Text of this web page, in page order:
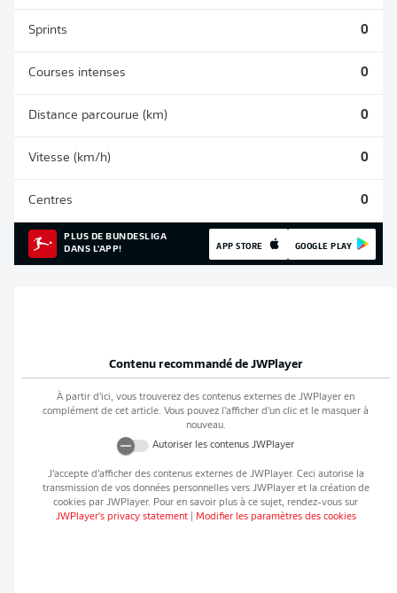
Sprints 0
Courses intenses 0
Distance parcourue (km) 0
Vitesse (km/h) 0
Centres 0
PLUS DE BUNDESLIGA
DANS L'APP!
APP STORE GOOGLE PLAY
Contenu recommandé de JWPlayer
À partir d’ici, vous trouverez des contenus externes de JWPlayer en
complément de cet article. Vous pouvez l’afficher d’un clic et le masquer à
nouveau.
Autoriser les contenus JWPlayer
J’accepte d’afficher des contenus externes de JWPlayer. Ceci autorise la
transmission de vos données personnelles vers JWPlayeret la création de
cookies par JWPlayer. Pour en savoir plus à ce sujet, rendez-vous sur
JWPlayer's privacy statement| Modifier les paramètres des cookies